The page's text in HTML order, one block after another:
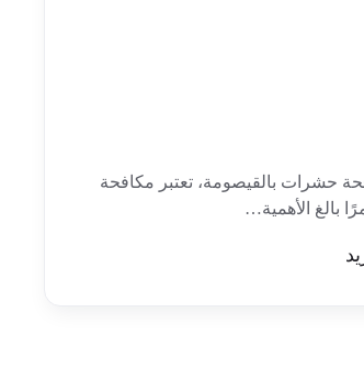
حشرات بالقيصومة، تعتبر مكافحة
بالغ الأهمية…